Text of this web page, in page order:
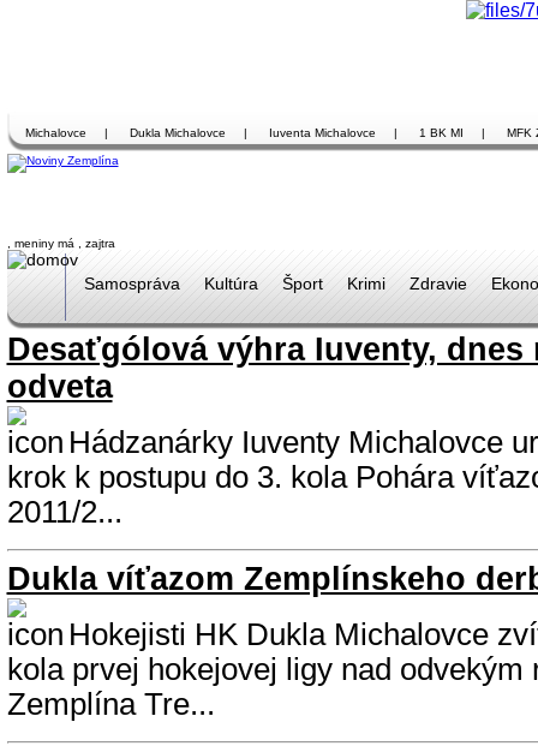
Michalovce | Dukla Michalovce | Iuventa Michalovce | 1 BK MI | MFK
, meniny má , zajtra
Samospráva Kultúra Šport Krimi Zdravie
Desaťgólová výhra Iuventy, dnes
odveta
Hádzanárky Iuventy Michalovce
krok k postupu do 3. kola Pohára
2011/2...
Dukla víťazom Zemplínskeho
Hokejisti HK Dukla Michalovce
kola prvej hokejovej ligy nad odvekým
Zemplína Tre...